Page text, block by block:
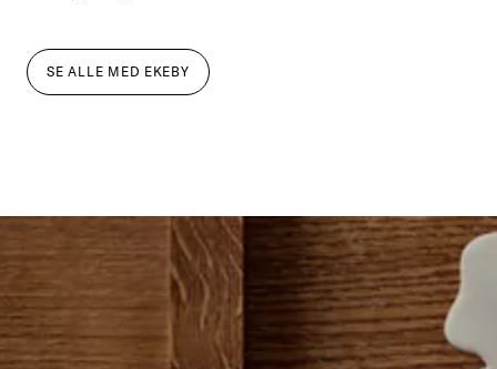
SE ALLE MED EKEBY